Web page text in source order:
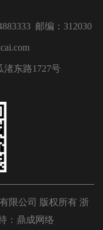
邮编：312030
东路1727号
限公司 版权所有 浙
： 鼎成网络